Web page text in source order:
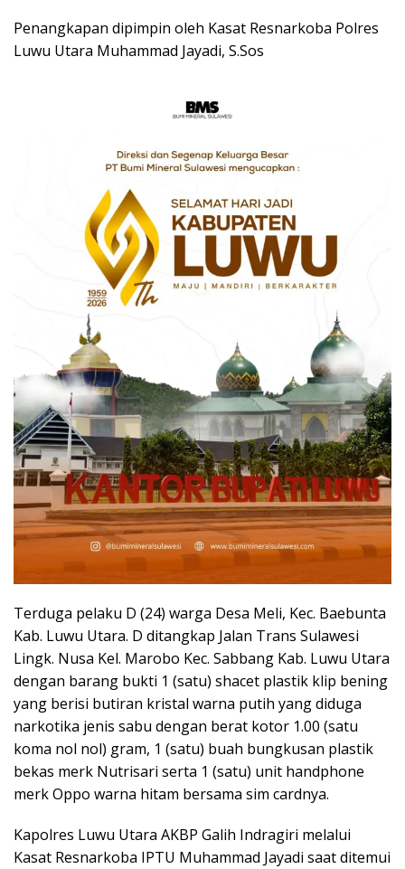
Penangkapan dipimpin oleh Kasat Resnarkoba Polres
Luwu Utara Muhammad Jayadi, S.Sos
Terduga pelaku D (24) warga Desa Meli, Kec. Baebunta
Kab. Luwu Utara. D ditangkap Jalan Trans Sulawesi
Lingk. Nusa Kel. Marobo Kec. Sabbang Kab. Luwu Utara
dengan barang bukti 1 (satu) shacet plastik klip bening
yang berisi butiran kristal warna putih yang diduga
narkotika jenis sabu dengan berat kotor 1.00 (satu
koma nol nol) gram, 1 (satu) buah bungkusan plastik
bekas merk Nutrisari serta 1 (satu) unit handphone
merk Oppo warna hitam bersama sim cardnya.
Kapolres Luwu Utara AKBP Galih Indragiri melalui
Kasat Resnarkoba IPTU Muhammad Jayadi saat ditemui